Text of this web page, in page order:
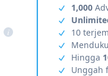
i
1,000
10
Hingga
Unggah